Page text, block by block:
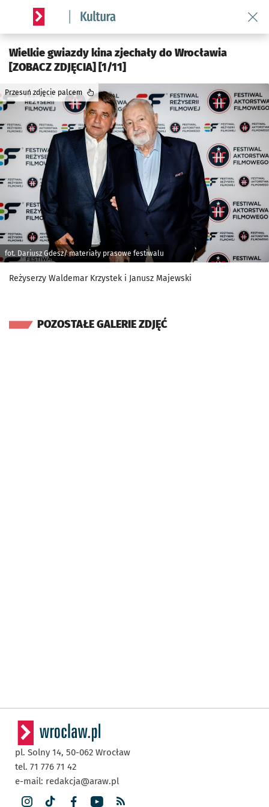
Serwis informacyjny wroclaw.pl podserwis: Kultura
Wielkie gwiazdy kina zjechały do Wrocławia
[ZOBACZ ZDJĘCIA] [1/11]
fot. Dariusz Gdesz/ materiały prasowe festiwalu
Przesuń zdjęcie palcem
Reżyserzy Waldemar Krzystek i Janusz Majewski
POZOSTAŁE GALERIE ZDJĘĆ
pl. Solny 14, 50-062 Wrocław
tel. 71 776 71 42
e-mail: redakcja@araw.pl